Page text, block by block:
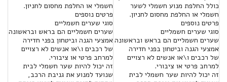
כולל החלפת מנוע חשמלי לשער
חשמלי או החלפת מחסום לחניון.
פרטים נוספים
סוגי שערים חשמליים
שערים חשמליים הם בראש ובראשונה
אמצעי הגנה וביטחון בפני חדירה
של רכבים ו\או אנשים לא רצויים
למרחב פרטי או ציבורי.
זה יכול להיות שער חשמלי לבית
חשמלי או החלפת מחסום לחניון.
פרטים נוספים
סוגי שערים חשמליים
שערים חשמליים הם בראש ובראשונה
אמצעי הגנה וביטחון בפני חדירה
של רכבים ו\או אנשים לא רצויים
למרחב פרטי או ציבורי.
זה יכול להיות שער חשמלי לבית
שנועד למנוע את גניבת הרכב,